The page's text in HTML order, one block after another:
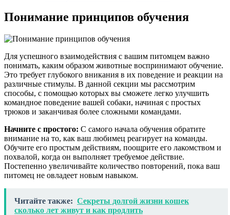
Понимание принципов обучения
Для успешного взаимодействия с вашим питомцем важно
понимать, каким образом животные воспринимают обучение.
Это требует глубокого вникания в их поведение и реакции на
различные стимулы. В данной секции мы рассмотрим
способы, с помощью которых вы сможете легко улучшить
командное поведение вашей собаки, начиная с простых
трюков и заканчивая более сложными командами.
Начните с простого: С самого начала обучения обратите
внимание на то, как ваш любимец реагирует на команды.
Обучите его простым действиям, поощрите его лакомством и
похвалой, когда он выполняет требуемое действие.
Постепенно увеличивайте количество повторений, пока ваш
питомец не овладеет новым навыком.
Читайте также: Секреты долгой жизни кошек
сколько лет живут и как продлить